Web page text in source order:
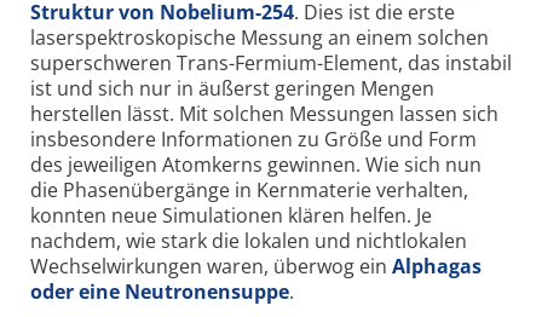
Struktur von Nobelium-254. Dies ist die erste
laserspektroskopische Messung an einem solchen
superschweren Trans-Fermium-Element, das instabil
ist und sich nur in äußerst geringen Mengen
herstellen lässt. Mit solchen Messungen lassen sich
insbesondere Informationen zu Größe und Form
des jeweiligen Atomkerns gewinnen. Wie sich nun
die Phasenübergänge in Kernmaterie verhalten,
konnten neue Simulationen klären helfen. Je
nachdem, wie stark die lokalen und nichtlokalen
Wechselwirkungen waren, überwog ein Alphagas
oder eine Neutronensuppe.